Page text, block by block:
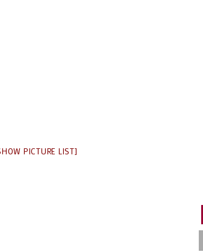
PICTURE LIST]